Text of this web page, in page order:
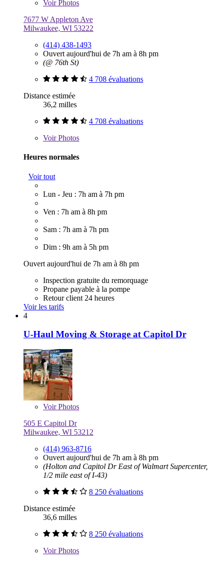
VoirPhotos
7677 W Appleton Ave
Milwaukee, WI 53222
(414) 438-1493
Ouvert aujourd'hui de 7h am à 8h pm
(@ 76th St)
4 708 évaluations
Distance estimée
36,2 milles
4 708 évaluations
VoirPhotos
Heures normales
Voir tout
Lun - Jeu : 7h am à 7h pm
Ven : 7h am à 8h pm
Sam : 7h am à 7h pm
Dim : 9h am à 5h pm
Ouvert aujourd'hui de 7h am à 8h pm
Inspection gratuite du remorquage
Propane payable à la pompe
Retour client 24 heures
Voir les tarifs
4
U-Haul Moving & Storage at Capitol Dr
VoirPhotos
505 E Capitol Dr
Milwaukee, WI 53212
(414) 963-8716
Ouvert aujourd'hui de 7h am à 8h pm
(Holton and Capitol Dr East of Walmart Supercenter,
1/2 mile east of I-43)
8 250 évaluations
Distance estimée
36,6 milles
8 250 évaluations
VoirPhotos